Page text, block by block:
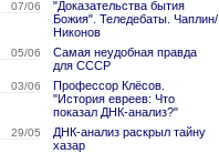
07/06
"Доказательства бытия
Божия". Теледебаты. Чаплин/
Никонов
05/06
Самая неудобная правда
для СССР
03/06
Профессор Клёсов.
"История евреев: Что
показал ДНК-анализ?"
29/05
ДНК-анализ раскрыл тайну
хазар